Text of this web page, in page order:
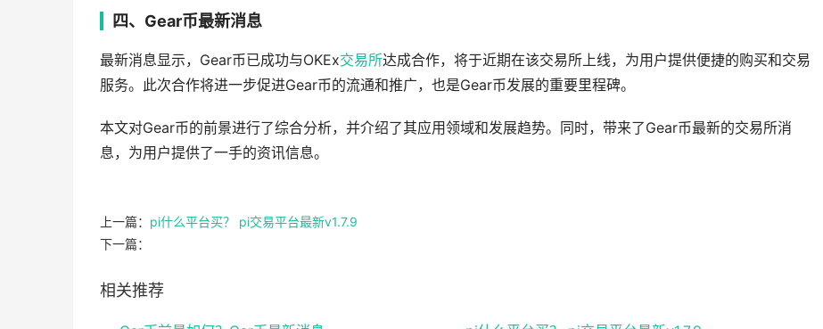
四、Gear币最新消息
最新消息显示，Gear币已成功与OKEx交易所达成合作，将于近期在该交易所上线，为用户提供便捷的购买和交易
服务。此次合作将进一步促进Gear币的流通和推广，也是Gear币发展的重要里程碑。
本文对Gear币的前景进行了综合分析，并介绍了其应用领域和发展趋势。同时，带来了Gear币最新的交易所消
息，为用户提供了一手的资讯信息。
上一篇： pi什么平台买？ pi交易平台最新v1.7.9
下一篇：
相关推荐